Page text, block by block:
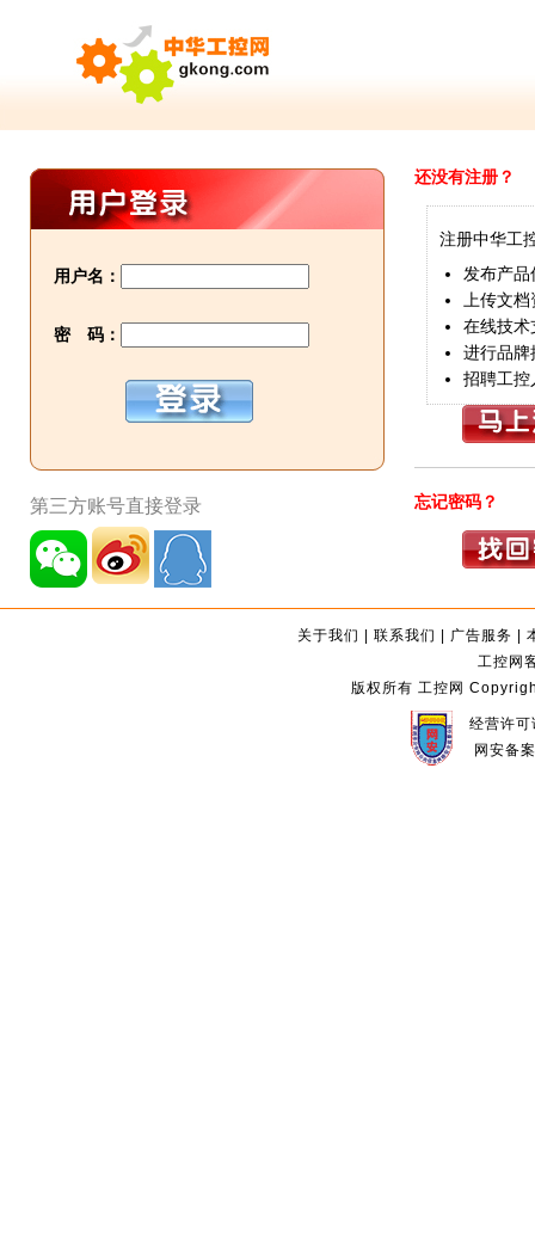
用户名：
密 码：
第三方账号直接登录
还没有注册？
注册中华工
发布产品
上传文档
在线技术
进行品牌
招聘工控
忘记密码？
关于我们 |联系我们 | 广告服务 |
工控网
版权所有 工控网
经营许
网安备